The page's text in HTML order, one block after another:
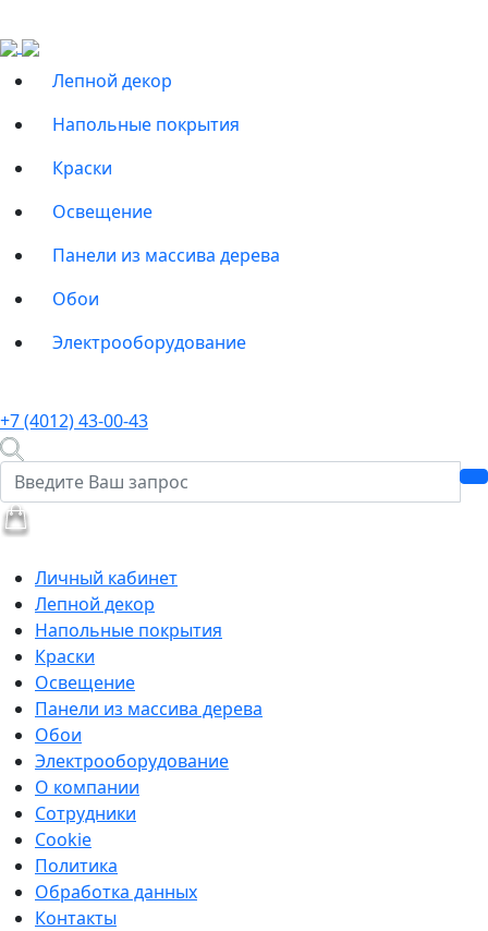
Лепной декор
Напольные покрытия
Краски
Освещение
Панели из массива дерева
Обои
Электрооборудование
+7 (4012) 43-00-43
Личный кабинет
Лепной декор
Напольные покрытия
Краски
Освещение
Панели из массива дерева
Обои
Электрооборудование
О компании
Сотрудники
Cookie
Политика
Обработка данных
Контакты